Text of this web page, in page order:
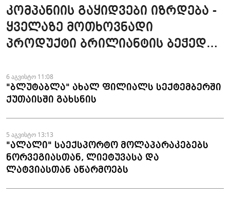
კომპანიის გაყიდვები იზრდება -
ყველაზე მოთხოვნადი
პროდუქტი ბრილიანტის ბეჭედია
6 აგვისტო 11:08
"ბლუტაბლა" ახალ ფილიალს სექტემბერში
ქუთაისში გახსნის
5 აგვისტო 13:13
"ალალი" საექსპორტო მოლაპარაკებებს
ნორვეგიასთან, ლიეტუვასა და
ლატვიასთან აწარმოებს